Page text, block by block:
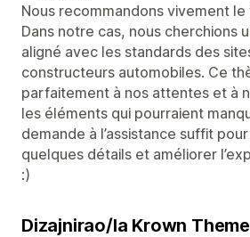
Nous recommandons vivement
Dans notre cas, nous cherchions
aligné avec les standards des
constructeurs automobiles. Ce
parfaitement à nos attentes et à
les éléments qui pourraient
demande à l’assistance suffit
quelques détails et améliorer
:)
Dizajnirao/la Krown